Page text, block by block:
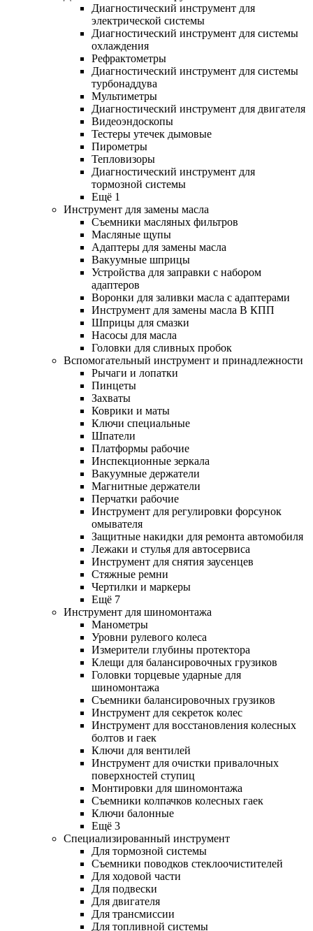
Диагностический инструмент для
электрической системы
Диагностический инструмент для системы
охлаждения
Рефрактометры
Диагностический инструмент для системы
турбонаддува
Мультиметры
Диагностический инструмент для двигателя
Видеоэндоскопы
Тестеры утечек дымовые
Пирометры
Тепловизоры
Диагностический инструмент для
тормозной системы
Ещё 1
Инструмент для замены масла
Съемники масляных фильтров
Масляные щупы
Адаптеры для замены масла
Вакуумные шприцы
Устройства для заправки с набором
адаптеров
Воронки для заливки масла с адаптерами
Инструмент для замены масла В КПП
Шприцы для смазки
Насосы для масла
Головки для сливных пробок
Вспомогательный инструмент и принадлежности
Рычаги и лопатки
Пинцеты
Захваты
Коврики и маты
Ключи специальные
Шпатели
Платформы рабочие
Инспекционные зеркала
Вакуумные держатели
Магнитные держатели
Перчатки рабочие
Инструмент для регулировки форсунок
омывателя
Защитные накидки для ремонта автомобиля
Лежаки и стулья для автосервиса
Инструмент для снятия заусенцев
Стяжные ремни
Чертилки и маркеры
Ещё 7
Инструмент для шиномонтажа
Манометры
Уровни рулевого колеса
Измерители глубины протектора
Клещи для балансировочных грузиков
Головки торцевые ударные для
шиномонтажа
Съемники балансировочных грузиков
Инструмент для секреток колес
Инструмент для восстановления колесных
болтов и гаек
Ключи для вентилей
Инструмент для очистки привалочных
поверхностей ступиц
Монтировки для шиномонтажа
Съемники колпачков колесных гаек
Ключи балонные
Ещё 3
Специализированный инструмент
Для тормозной системы
Съемники поводков стеклоочистителей
Для ходовой части
Для подвески
Для двигателя
Для трансмиссии
Для топливной системы